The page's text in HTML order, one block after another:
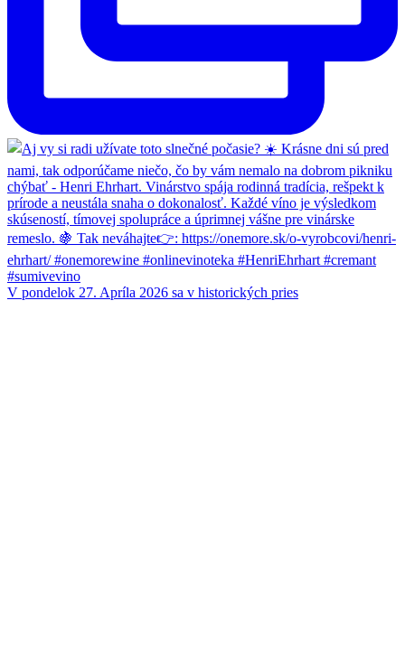
V pondelok 27. Apríla 2026 sa v historických pries